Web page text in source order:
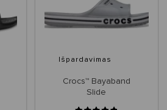
Išpardavimas
Crocs™ Bayaband
Slide